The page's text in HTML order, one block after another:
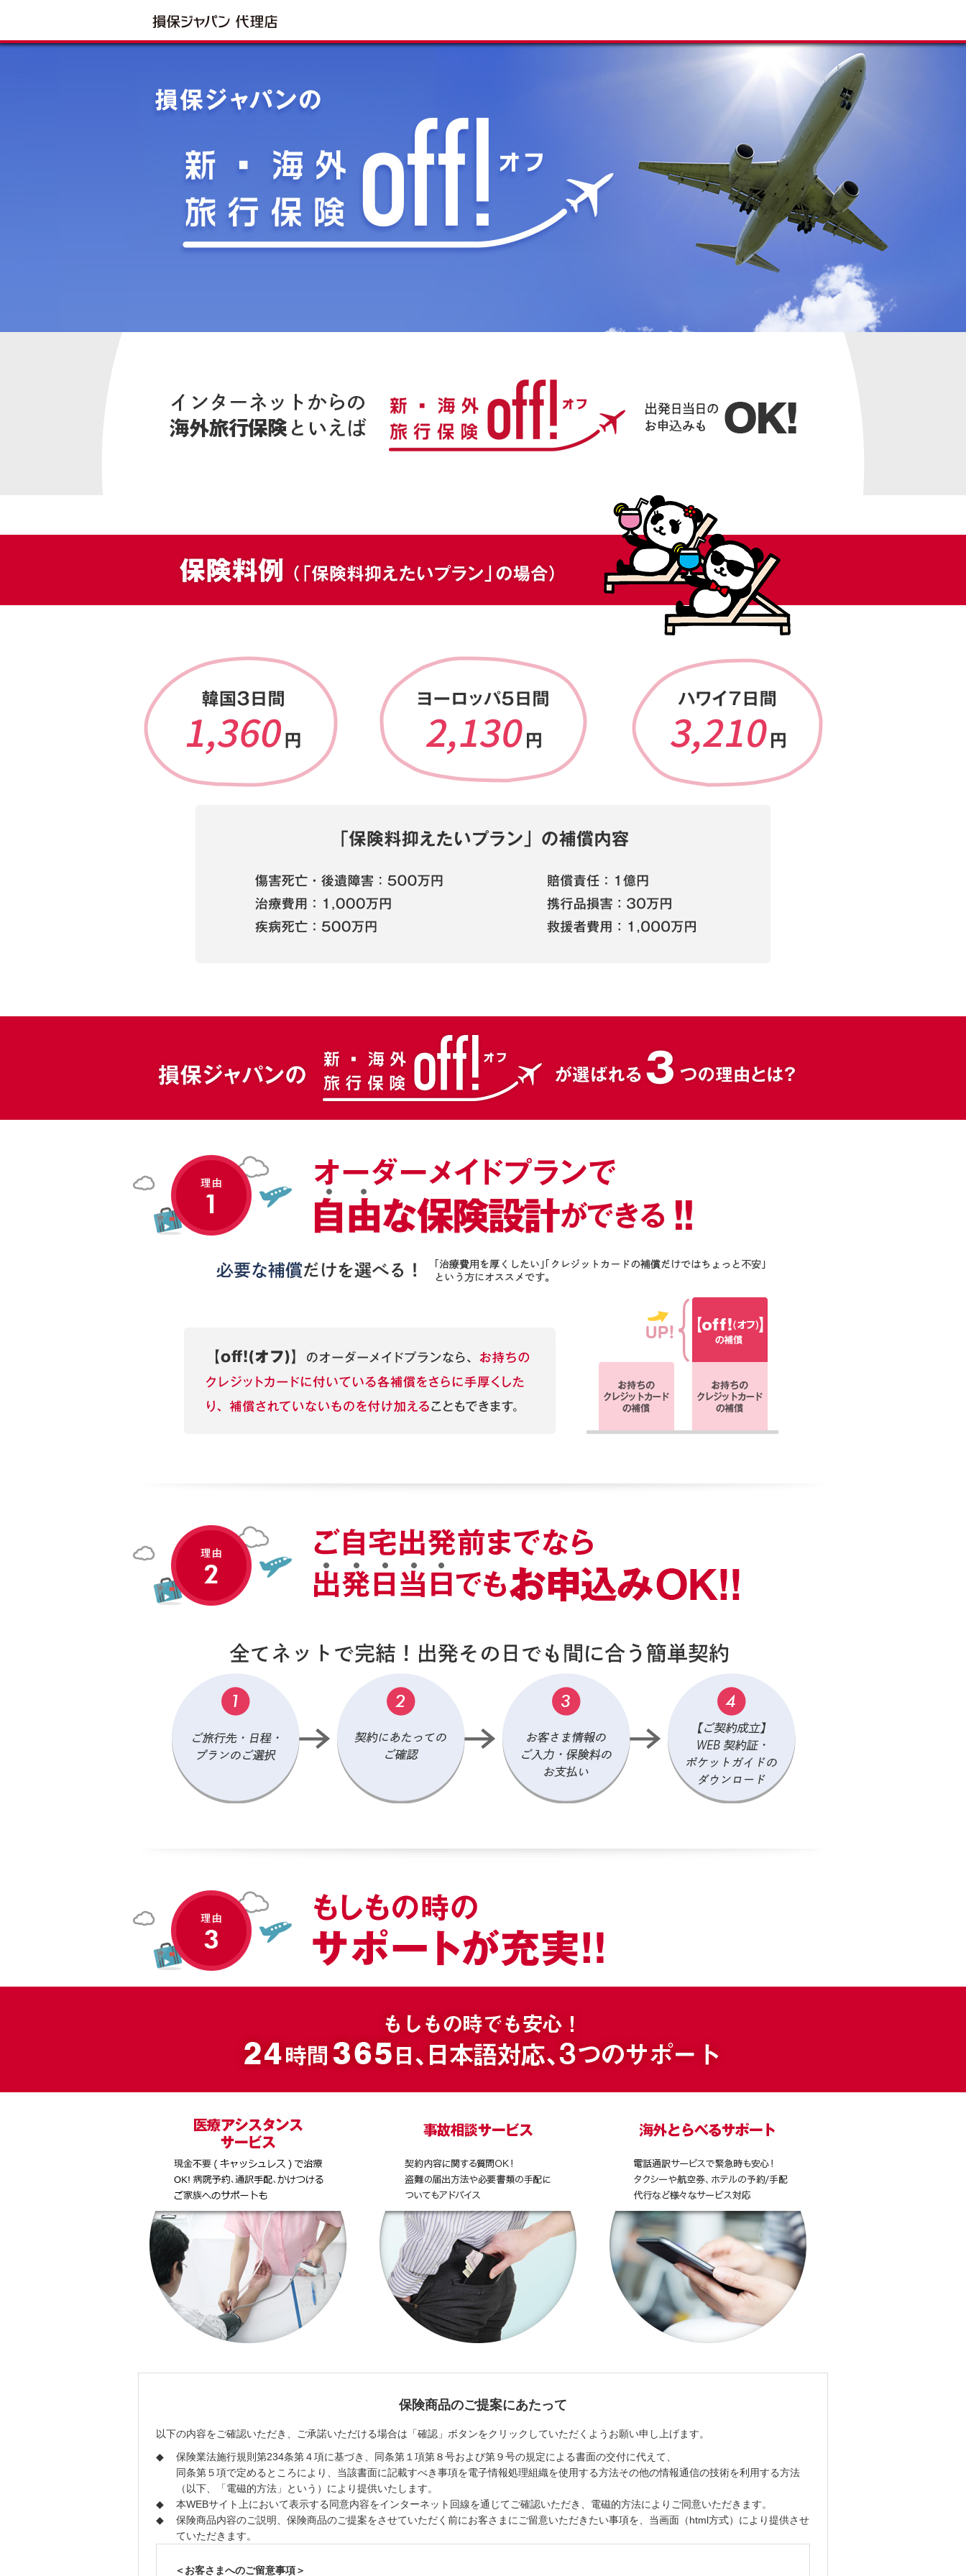
保険商品のご提案にあたって
以下の内容をご確認いただき、ご承諾いただける場合は「確認」ボタンをクリックしていただくようお願い申し上げます。
◆
保険業法施行規則第234条第４項に基づき、同条第１項第８号および第９号の規定による書面の交付に代えて、
同条第５項で定めるところにより、当該書面に記載すべき事項を電子情報処理組織を使用する方法その他の情報通信の技術を利用する方法
（以下、「電磁的方法」という）により提供いたします。
◆
本WEBサイト上において表示する同意内容をインターネット回線を通じてご確認いただき、電磁的方法によりご同意いただきます。
◆
保険商品内容のご説明、保険商品のご提案をさせていただく前にお客さまにご留意いただきたい事項を、当画面（html方式）により提供させ
ていただきます。
＜お客さまへのご留意事項＞